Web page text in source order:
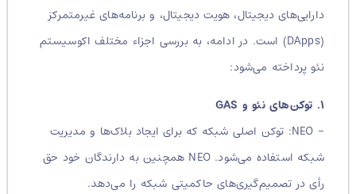
دارایی‌های دیجیتال، هویت دیجیتال، و برنامه‌های غیرمتمرکز
(DApps) است. در ادامه، به بررسی اجزاء مختلف اکوسیستم
نئو پرداخته می‌شود:
– NEO: توکن اصلی شبکه که برای ایجاد بلاک‌ها و مدیریت
شبکه استفاده می‌شود. NEO همچنین به دارندگان خود حق
رأی در تصمیم‌گیری‌های حاکمیتی شبکه را می‌دهد.